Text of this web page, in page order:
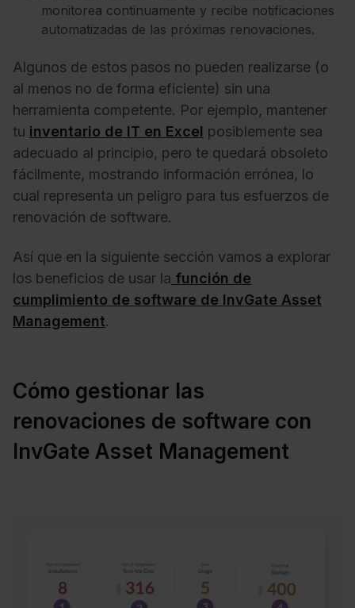
monitorea continuamente y recibe notificaciones
automatizadas de las próximas renovaciones.
Algunos de estos pasos no pueden realizarse (o
al menos no de forma eficiente) sin una
herramienta competente. Por ejemplo, mantener
tu inventario de IT en Excel posiblemente sea
adecuado al principio, pero te quedará obsoleto
fácilmente, mostrando información errónea, lo
cual representa un peligro para tus esfuerzos de
renovación de software.
Así que en la siguiente sección vamos a explorar
los beneficios de usar la función de
cumplimiento de software de InvGate Asset
Management.
Cómo gestionar las
renovaciones de software con
InvGate Asset Management